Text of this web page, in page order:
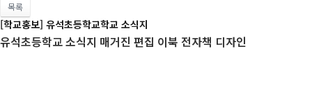
목록
[학교홍보] 유석초등학교학교 소식지
유석초등학교 소식지 매거진 편집 이북 전자책 디자인